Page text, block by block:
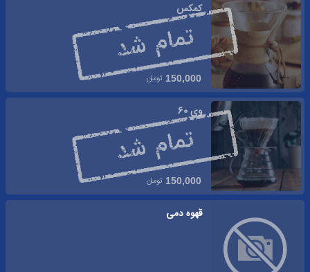
کمکس
150,000 تومان
وی 60
150,000 تومان
قهوه دمی